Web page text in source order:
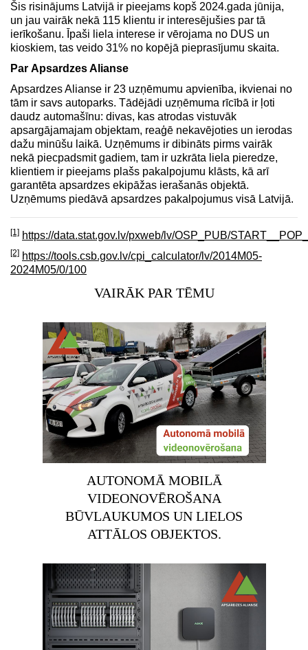
Šis risinājums Latvijā ir pieejams kopš 2024.gada jūnija,
un jau vairāk nekā 115 klientu ir interesējušies par tā
ierīkošanu. Īpaši liela interese ir vērojama no DUS un
kioskiem, tas veido 31% no kopējā pieprasījumu skaita.
Par Apsardzes Alianse
Apsardzes Alianse ir 23 uzņēmumu apvienība, ikvienai no
tām ir savs autoparks. Tādējādi uzņēmuma rīcībā ir ļoti
daudz automašīnu: divas, kas atrodas vistuvāk
apsargājamajam objektam, reaģē nekavējoties un ierodas
dažu minūšu laikā. Uzņēmums ir dibināts pirms vairāk
nekā piecpadsmit gadiem, tam ir uzkrāta liela pieredze,
klientiem ir pieejams plašs pakalpojumu klāsts, kā arī
garantēta apsardzes ekipāžas ierašanās objektā.
Uzņēmums piedāvā apsardzes pakalpojumus visā Latvijā.
[1] https://data.stat.gov.lv/pxweb/lv/OSP_PUB/
[2] https://tools.csb.gov.lv/cpi_calculator/lv/2014M05-
2024M05/0/100
VAIRĀK PAR TĒMU
AUTONOMĀ MOBILĀ
VIDEONOVĒROŠANA
BŪVLAUKUMOS UN LIELOS
ATTĀLOS OBJEKTOS.